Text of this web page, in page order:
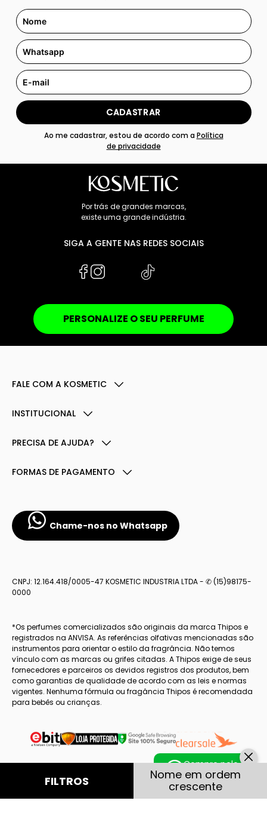
Compre pelo
whatsapp
FILTROS
Nome em ordem
crescente
CADASTRAR
Ao me cadastrar, estou de acordo com aPolítica
de privacidade
Por trás de grandes marcas,
existe uma grande indústria.
SIGA A GENTE NAS REDES SOCIAIS
PERSONALIZE O SEU PERFUME
FALE COM A KOSMETIC
INSTITUCIONAL
PRECISA DE AJUDA?
FORMAS DE PAGAMENTO
Chame-nos no Whatsapp
CNPJ: 12.164.418/0005-47 KOSMETIC INDUSTRIA LTDA - ✆ (15)98175-
0000
*Os perfumes comercializados são originais da marca Thipos e
registrados na ANVISA. As referências olfativas mencionadas são
instrumentos para orientar o estilo da fragrância. Não temos
vínculo com as marcas ou grifes citadas. A Thipos exige de seus
fornecedores e parceiros os devidos registros dos produtos, bem
como garantias de qualidade de acordo com as leis e normas
vigentes. Nenhuma fórmula ou fragância Thipos é recomendada
para bebês ou crianças.